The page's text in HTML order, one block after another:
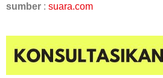
sumber : suara.com